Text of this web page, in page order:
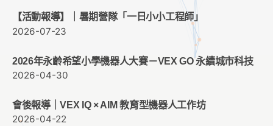
【活動報導】｜暑期營隊「一日小小工程師」
2026-07-23
2026年永齡希望小學機器人大賽－VEX GO 永續城市科技
2026-04-30
會後報導｜VEX IQ × AIM 教育型機器人工作坊
2026-04-22